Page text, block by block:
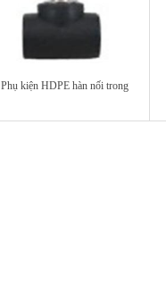
Phụ kiện HDPE hàn nối trong